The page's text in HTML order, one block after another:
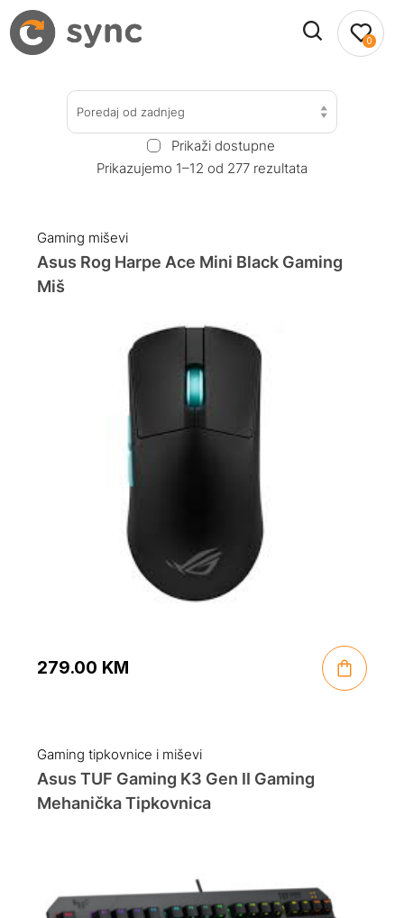
0
Poredaj od zadnjeg
Prikaži dostupne
Prikazujemo 1–12 od 277 rezultata
Gaming miševi
Asus Rog Harpe Ace Mini Black Gaming
Miš
279.00 KM
Gaming tipkovnice i miševi
Asus TUF Gaming K3 Gen II Gaming
Mehanička Tipkovnica